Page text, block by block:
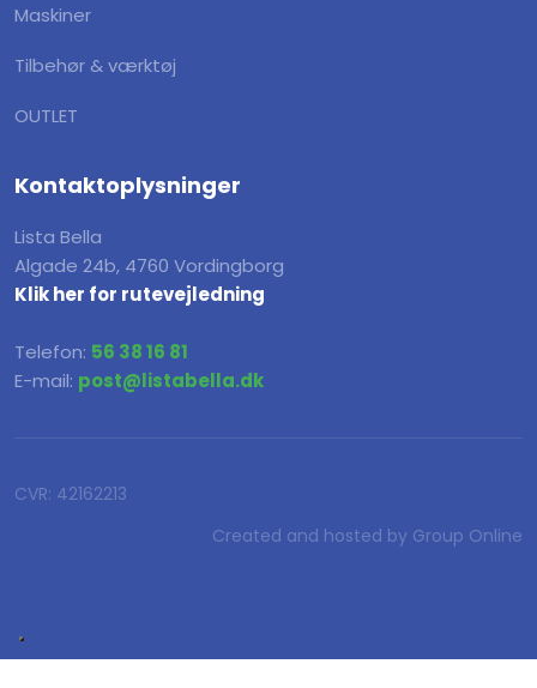
Maskiner
Tilbehør & værktøj
OUTLET
Kontaktoplysninger
Lista Bella
Algade 24b, 4760 Vordingborg
Klik her for rutevejledning
Telefon: 56 38 16 81
E-mail: post@listabella.dk
CVR​: 42162213
Created and hosted by Group Online